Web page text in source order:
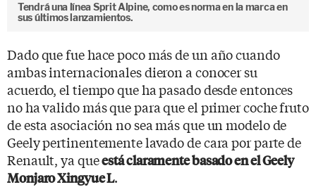
Tendrá una línea Sprit Alpine, como es norma en la marca en
sus últimos lanzamientos.
Dado que fue hace poco más de un año cuando
ambas internacionales dieron a conocer su
acuerdo, el tiempo que ha pasado desde entonces
no ha valido más que para que el primer coche fruto
de esta asociación no sea más que un modelo de
Geely pertinentemente lavado de cara por parte de
Renault, ya queestá claramente basado en el Geely
Monjaro Xingyue L.